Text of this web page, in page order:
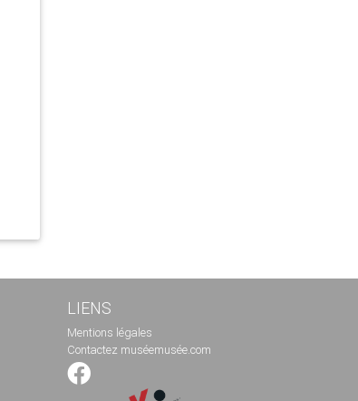
LIENS
Mentions légales
Contactez muséemusée.com